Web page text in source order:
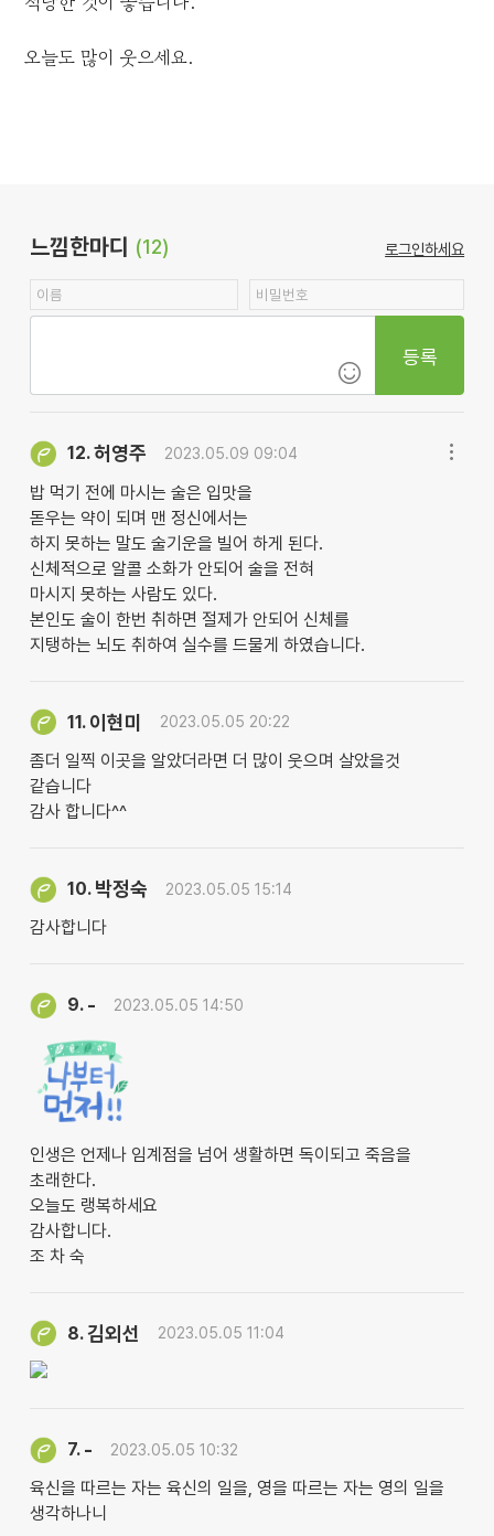
오늘도 많이 웃으세요.
느낌한마디 (12) 로그인하세요
등록
12.허영주 2023.05.09 09:04
밥 먹기 전에 마시는 술은 입맛을
돋우는 약이 되며 맨 정신에서는
하지 못하는 말도 술기운을 빌어 하게 된다.
신체적으로 알콜 소화가 안되어 술을 전혀
마시지 못하는 사람도 있다.
본인도 술이 한번 취하면 절제가 안되어 신체를
지탱하는 뇌도 취하여 실수를 드물게 하였습니다.
11. 이현미 2023.05.05 20:22
좀더 일찍 이곳을 알았더라면 더 많이 웃으며 살았을것
같습니다
감사 합니다^^
10. 박정숙 2023.05.05 15:14
감사합니다
9. - 2023.05.05 14:50
인생은 언제나 임계점을 넘어 생활하면 독이되고 죽음을
초래한다.
오늘도 랭복하세요
감사합니다.
조 차 숙
8.김외선 2023.05.05 11:04
7. - 2023.05.05 10:32
육신을 따르는 자는 육신의 일을, 영을 따르는 자는 영의 일을
생각하나니